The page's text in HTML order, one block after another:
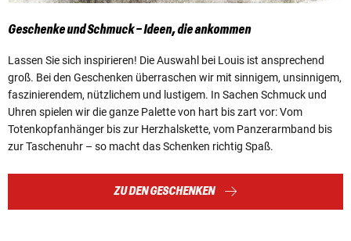
Geschenke und Schmuck – Ideen, die ankommen
Lassen Sie sich inspirieren! Die Auswahl bei Louis ist ansprechend
groß. Bei den Geschenken überraschen wir mit sinnigem, unsinnigem,
faszinierendem, nützlichem und lustigem. In Sachen Schmuck und
Uhren spielen wir die ganze Palette von hart bis zart vor: Vom
Totenkopfanhänger bis zur Herzhalskette, vom Panzerarmband bis
zur Taschenuhr – so macht das Schenken richtig Spaß.
ZU DEN GESCHENKEN